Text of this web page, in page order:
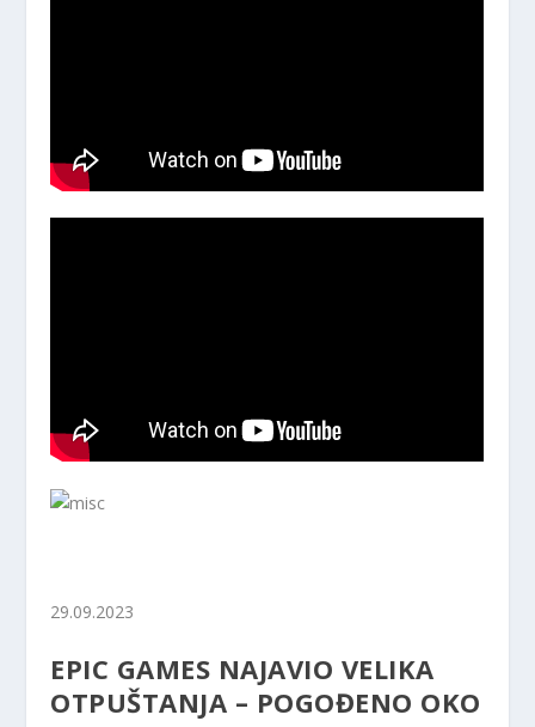
29.09.2023
EPIC GAMES NAJAVIO VELIKA
OTPUŠTANJA – POGOĐENO OKO